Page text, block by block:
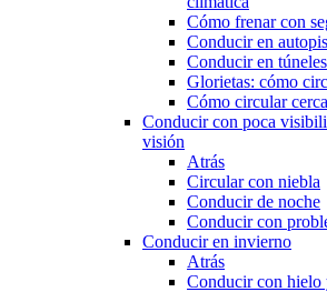
Cómo frenar con
Conducir en
Conducir en túneles
Glorietas: cómo
Cómo circular
Conducir con poca
visión
Atrás
Circular con niebla
Conducir de noche
Conducir con
Conducir en invierno
Atrás
Conducir con hielo